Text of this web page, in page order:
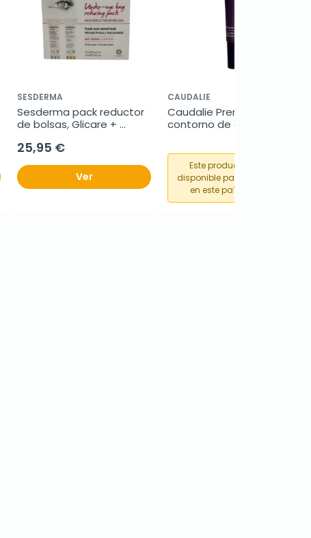
SESDERMA
Sesderma pack reductor
de bolsas, Glicare +
25,95 €
Ver
CAUDALIE
Caudalie Premier Cru
contorno de ojos, 15 ml
Este producto no está
disponible para su compra
en este país o región.